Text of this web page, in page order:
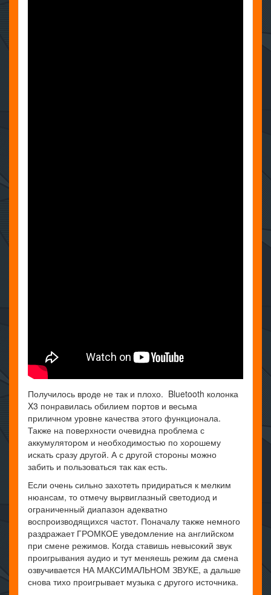
Получилось вроде не так и плохо. Bluetooth колонка
X3 понравилась обилием портов и весьма
приличном уровне качества этого функционала.
Также на поверхности очевидна проблема с
аккумулятором и необходимостью по хорошему
искать сразу другой. А с другой стороны можно
забить и пользоваться так как есть.
Если очень сильно захотеть придираться к мелким
нюансам, то отмечу вырвиглазный светодиод и
ограниченный диапазон адекватно
воспроизводящихся частот. Поначалу также немного
раздражает ГРОМКОЕ уведомление на английском
при смене режимов. Когда ставишь невысокий звук
проигрывания аудио и тут меняешь режим да смена
озвучивается НА МАКСИМАЛЬНОМ ЗВУКЕ, а дальше
снова тихо проигрывает музыка с другого источника.